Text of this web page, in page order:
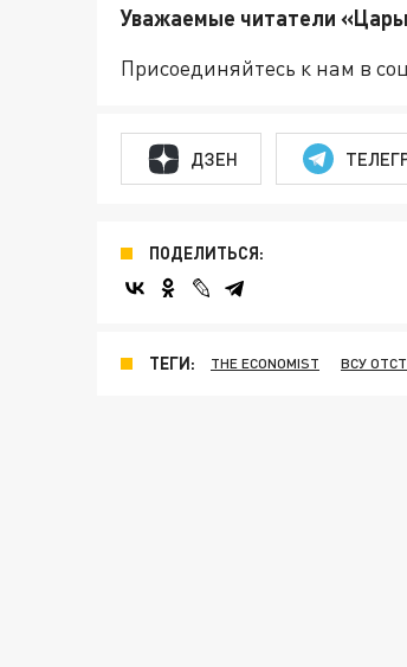
Уважаемые читатели
Присоединяйтесь к нам в
ДЗЕН
ПОДЕЛИТЬСЯ:
ТЕГИ: THE ECONOMIST ВСУ